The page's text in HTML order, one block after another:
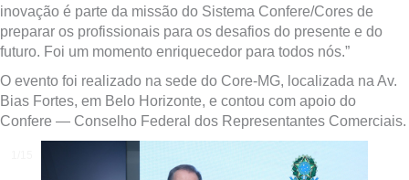
inovação é parte da missão do Sistema Confere/Cores de
preparar os profissionais para os desafios do presente e do
futuro. Foi um momento enriquecedor para todos nós.”
O evento foi realizado na sede do Core-MG, localizada na Av.
Bias Fortes, em Belo Horizonte, e contou com apoio do
Confere — Conselho Federal dos Representantes Comerciais.